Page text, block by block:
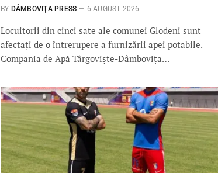
BY DÂMBOVIŢA PRESS 6 AUGUST 2026
Locuitorii din cinci sate ale comunei Glodeni sunt
afectați de o întrerupere a furnizării apei potabile.
Compania de Apă Târgoviște-Dâmbovița…